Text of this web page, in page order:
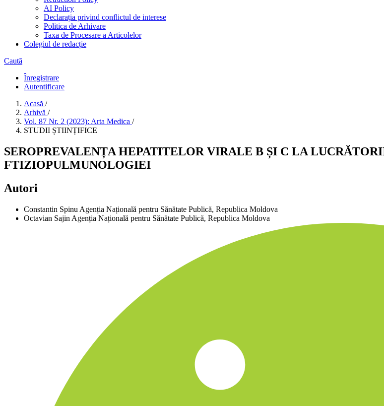
AI Policy
Declarația privind conflictul de interese
Politica de Arhivare
Taxa de Procesare a Articolelor
Colegiul de redacție
Caută
Înregistrare
Autentificare
Acasă /
Arhivă /
Vol. 87 Nr. 2 (2023): Arta Medica /
STUDII ȘTIINȚIFICE
SEROPREVALENȚA HEPATITELOR VIRALE B ȘI C LA
FTIZIOPULMUNOLOGIEI
Autori
Constantin Spinu Agenția Națională pentru Sănătate Publică, Republica Moldova
Octavian Sajin Agenția Națională pentru Sănătate Publică, Republica Moldova